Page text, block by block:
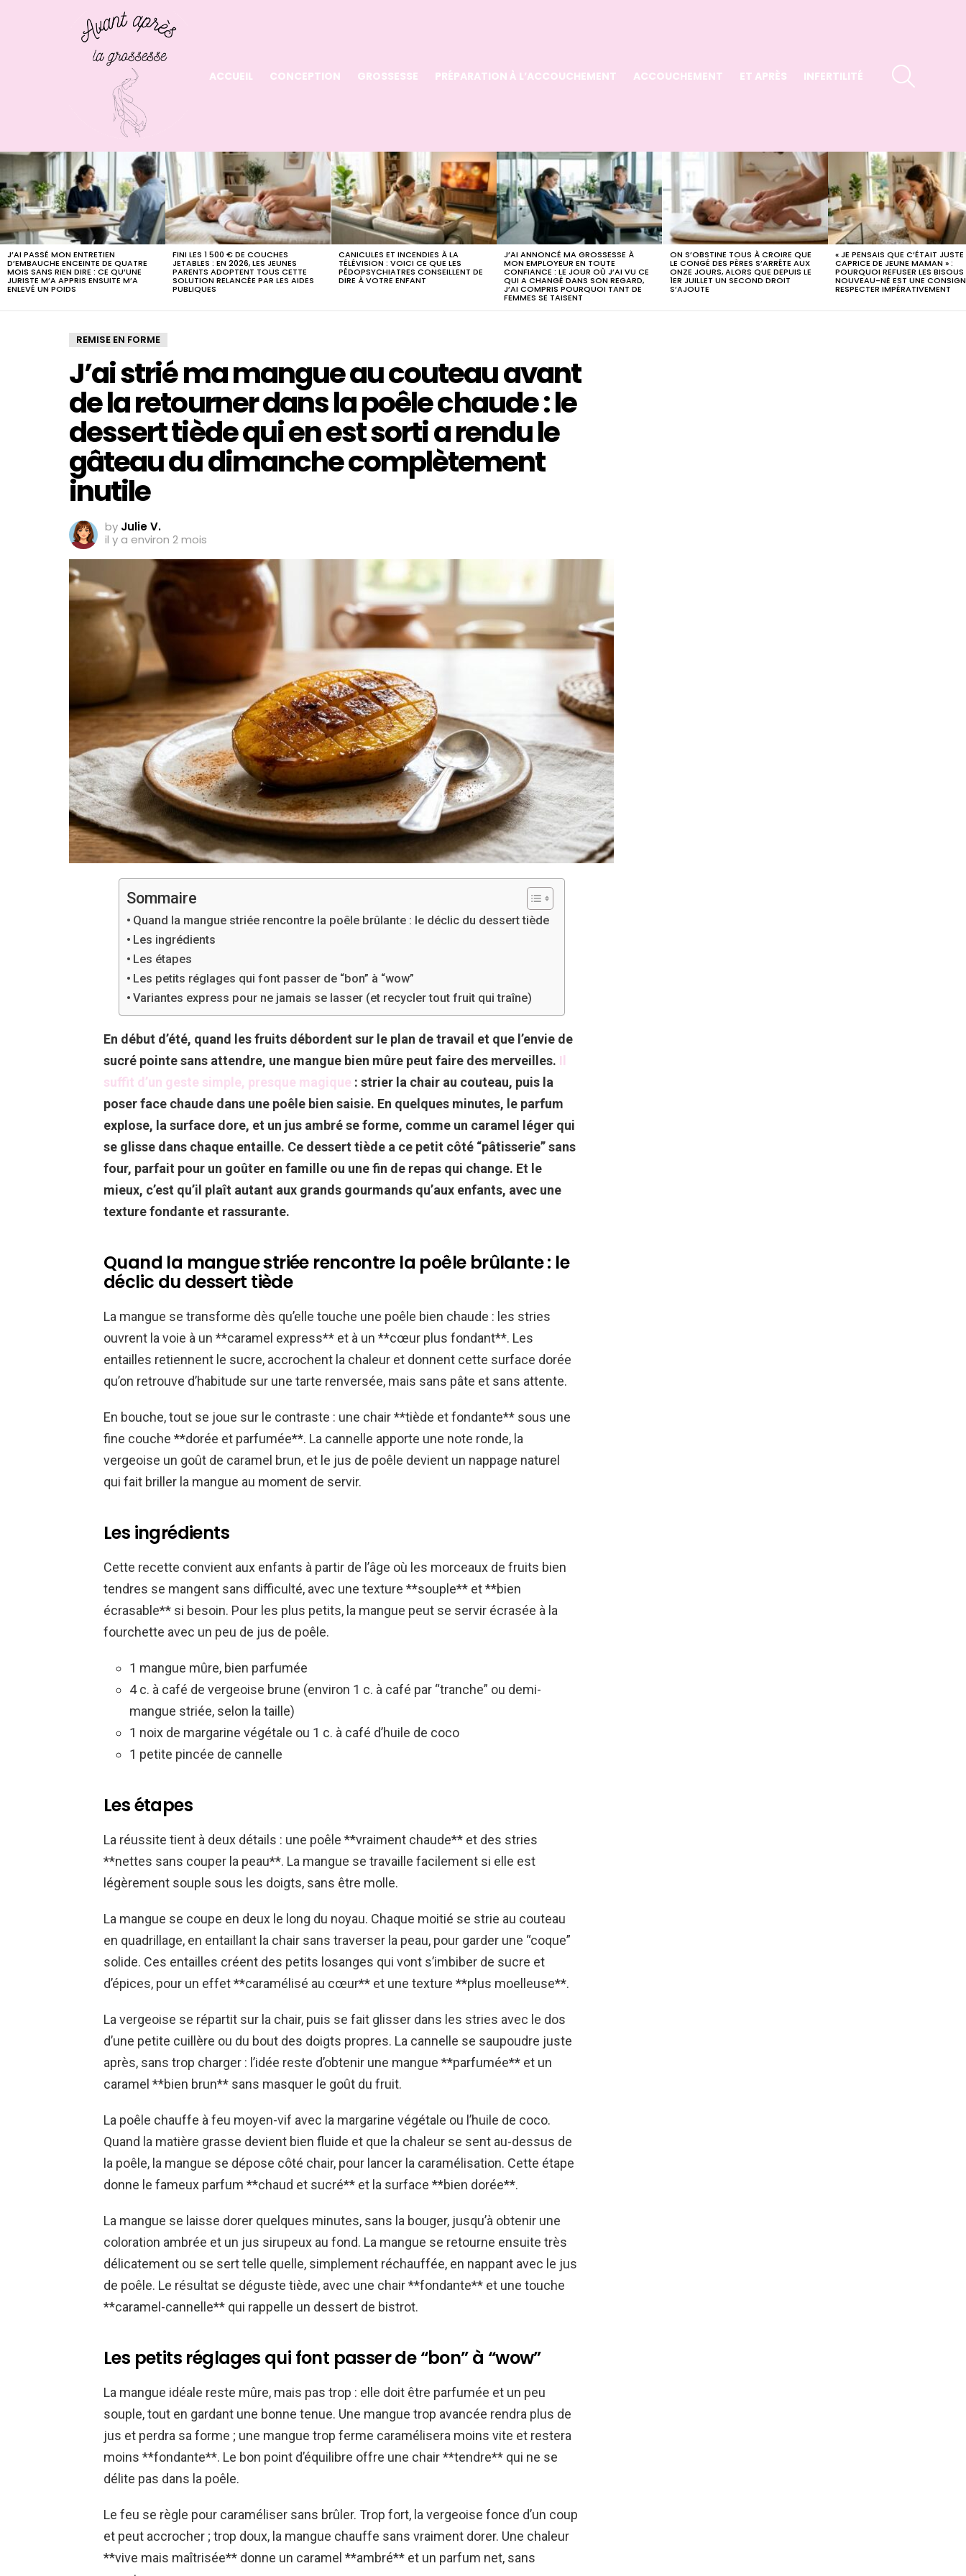
ACCUEIL CONCEPTION GROSSESSE PRÉPARATION À L’ACCOUCHEMENT ACCOUCHEMENT ET APRÈS INFERTILITÉ
LATEST
STORIES
J’AI PASSÉ MON ENTRETIEN
D’EMBAUCHE ENCEINTE DE QUATRE
MOIS SANS RIEN DIRE : CE QU’UNE
JURISTE M’A APPRIS ENSUITE M’A
ENLEVÉ UN POIDS
FINI LES 1 500 € DE COUCHES
JETABLES : EN 2026, LES JEUNES
PARENTS ADOPTENT TOUS CETTE
SOLUTION RELANCÉE PAR LES AIDES
PUBLIQUES
CANICULES ET INCENDIES À LA
TÉLÉVISION : VOICI CE QUE LES
PÉDOPSYCHIATRES CONSEILLENT DE
DIRE À VOTRE ENFANT
J’AI ANNONCÉ MA GROSSESSE À
MON EMPLOYEUR EN TOUTE
CONFIANCE : LE JOUR OÙ J’AI VU CE
QUI A CHANGÉ DANS SON REGARD,
J’AI COMPRIS POURQUOI TANT DE
FEMMES SE TAISENT
ON S’OBSTINE TOUS À CROIRE QUE
LE CONGÉ DES PÈRES S’ARRÊTE AUX
ONZE JOURS, ALORS QUE DEPUIS LE
1ER JUILLET UN SECOND DROIT
S’AJOUTE
« JE PENSAIS QUE C’ÉTAIT
CAPRICE DE JEUNE MAMAN » :
POURQUOI REFUSER LES
NOUVEAU-NÉ EST UNE
RESPECTER IMPÉRATIVEMENT
REMISE EN FORME
J’ai strié ma mangue au couteau avant
de la retourner dans la poêle chaude : le
dessert tiède qui en est sorti a rendu le
gâteau du dimanche complètement
inutile
by Julie V.
il y a environ 2 mois
Sommaire
Quand la mangue striée rencontre la poêle brûlante : le déclic du dessert tiède
Les ingrédients
Les étapes
Les petits réglages qui font passer de “bon” à “wow”
Variantes express pour ne jamais se lasser (et recycler tout fruit qui traîne)
En début d’été, quand les fruits débordent sur le plan de travail et que l’envie de
sucré pointe sans attendre, une mangue bien mûre peut faire des merveilles. Il
suffit d’un geste simple, presque magique : strier la chair au couteau, puis la
poser face chaude dans une poêle bien saisie. En quelques minutes, le parfum
explose, la surface dore, et un jus ambré se forme, comme un caramel léger qui
se glisse dans chaque entaille. Ce dessert tiède a ce petit côté “pâtisserie” sans
four, parfait pour un goûter en famille ou une fin de repas qui change. Et le
mieux, c’est qu’il plaît autant aux grands gourmands qu’aux enfants, avec une
texture fondante et rassurante.
Quand la mangue striée rencontre la poêle brûlante : le
déclic du dessert tiède
La mangue se transforme dès qu’elle touche une poêle bien chaude : les stries
ouvrent la voie à un **caramel express** et à un **cœur plus fondant**. Les
entailles retiennent le sucre, accrochent la chaleur et donnent cette surface dorée
qu’on retrouve d’habitude sur une tarte renversée, mais sans pâte et sans attente.
En bouche, tout se joue sur le contraste : une chair **tiède et fondante** sous une
fine couche **dorée et parfumée**. La cannelle apporte une note ronde, la
vergeoise un goût de caramel brun, et le jus de poêle devient un nappage naturel
qui fait briller la mangue au moment de servir.
Les ingrédients
Cette recette convient aux enfants à partir de l’âge où les morceaux de fruits bien
tendres se mangent sans difficulté, avec une texture **souple** et **bien
écrasable** si besoin. Pour les plus petits, la mangue peut se servir écrasée à la
fourchette avec un peu de jus de poêle.
1 mangue mûre, bien parfumée
4 c. à café de vergeoise brune (environ 1 c. à café par “tranche” ou demi-
mangue striée, selon la taille)
1 noix de margarine végétale ou 1 c. à café d’huile de coco
1 petite pincée de cannelle
Les étapes
La réussite tient à deux détails : une poêle **vraiment chaude** et des stries
**nettes sans couper la peau**. La mangue se travaille facilement si elle est
légèrement souple sous les doigts, sans être molle.
La mangue se coupe en deux le long du noyau. Chaque moitié se strie au couteau
en quadrillage, en entaillant la chair sans traverser la peau, pour garder une “coque”
solide. Ces entailles créent des petits losanges qui vont s’imbiber de sucre et
d’épices, pour un effet **caramélisé au cœur** et une texture **plus moelleuse**.
La vergeoise se répartit sur la chair, puis se fait glisser dans les stries avec le dos
d’une petite cuillère ou du bout des doigts propres. La cannelle se saupoudre juste
après, sans trop charger : l’idée reste d’obtenir une mangue **parfumée** et un
caramel **bien brun** sans masquer le goût du fruit.
La poêle chauffe à feu moyen-vif avec la margarine végétale ou l’huile de coco.
Quand la matière grasse devient bien fluide et que la chaleur se sent au-dessus de
la poêle, la mangue se dépose côté chair, pour lancer la caramélisation. Cette étape
donne le fameux parfum **chaud et sucré** et la surface **bien dorée**.
La mangue se laisse dorer quelques minutes, sans la bouger, jusqu’à obtenir une
coloration ambrée et un jus sirupeux au fond. La mangue se retourne ensuite très
délicatement ou se sert telle quelle, simplement réchauffée, en nappant avec le jus
de poêle. Le résultat se déguste tiède, avec une chair **fondante** et une touche
**caramel-cannelle** qui rappelle un dessert de bistrot.
Les petits réglages qui font passer de “bon” à “wow”
La mangue idéale reste mûre, mais pas trop : elle doit être parfumée et un peu
souple, tout en gardant une bonne tenue. Une mangue trop avancée rendra plus de
jus et perdra sa forme ; une mangue trop ferme caramélisera moins vite et restera
moins **fondante**. Le bon point d’équilibre offre une chair **tendre** qui ne se
délite pas dans la poêle.
Le feu se règle pour caraméliser sans brûler. Trop fort, la vergeoise fonce d’un coup
et peut accrocher ; trop doux, la mangue chauffe sans vraiment dorer. Une chaleur
**vive mais maîtrisée** donne un caramel **ambré** et un parfum net, sans